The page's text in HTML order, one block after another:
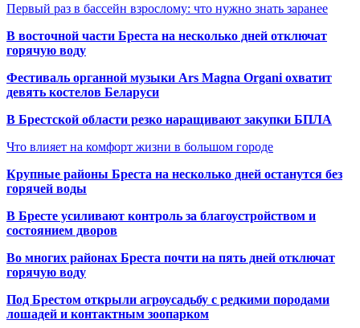
Первый раз в бассейн взрослому: что нужно знать заранее
В восточной части Бреста на несколько дней отключат
горячую воду
Фестиваль органной музыки Ars Magna Organi охватит
девять костелов Беларуси
В Брестской области резко наращивают закупки БПЛА
Что влияет на комфорт жизни в большом городе
Крупные районы Бреста на несколько дней останутся без
горячей воды
В Бресте усиливают контроль за благоустройством и
состоянием дворов
Во многих районах Бреста почти на пять дней отключат
горячую воду
Под Брестом открыли агроусадьбу с редкими породами
лошадей и контактным зоопарком